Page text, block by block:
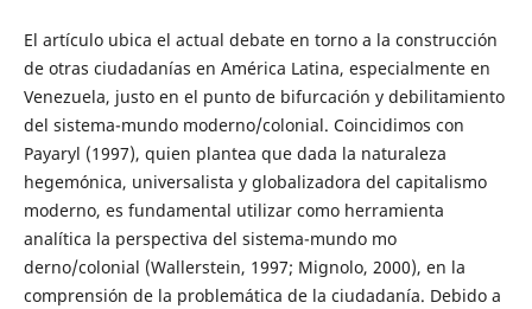
El artículo ubica el actual debate en torno a la construcción
de otras ciudadanías en América Latina, especialmente en
Venezuela, justo en el punto de bifurcación y debilitamiento
del sistema-mundo moderno/colonial. Coincidimos con
Payaryl (1997), quien plantea que dada la naturaleza
hegemónica, universalista y globalizadora del capitalismo
moderno, es fundamental utilizar como herramienta
analítica la perspectiva del sistema-mundo mo
derno/colonial (Wallerstein, 1997; Mignolo, 2000), en la
comprensión de la problemática de la ciudadanía. Debido a